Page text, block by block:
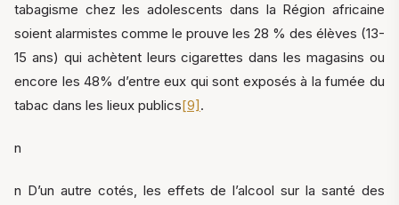
tabagisme chez les adolescents dans la Région africaine
soient alarmistes comme le prouve les 28 % des élèves (13-
15 ans) qui achètent leurs cigarettes dans les magasins ou
encore les 48% d’entre eux qui sont exposés à la fumée du
tabac dans les lieux publics[9] .
n
n D’un autre cotés, les effets de l’alcool sur la santé des